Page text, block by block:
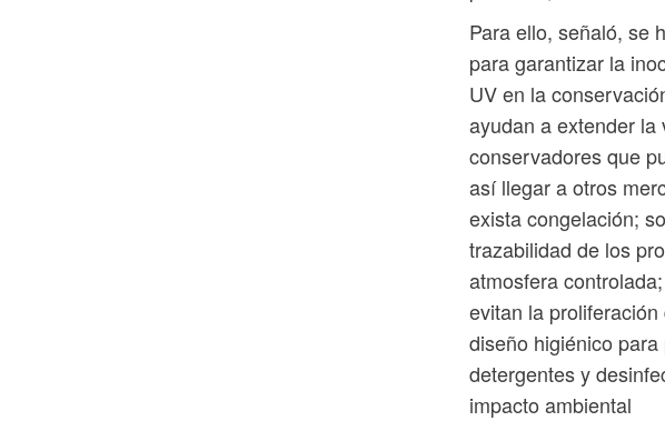
Para ello, señaló, se
para garantizar la
UV en la
ayudan a extender
conservadores que
así llegar a otros
exista congelación;
trazabilidad de los
atmosfera
evitan la
diseño higiénico
detergentes y
impacto ambiental